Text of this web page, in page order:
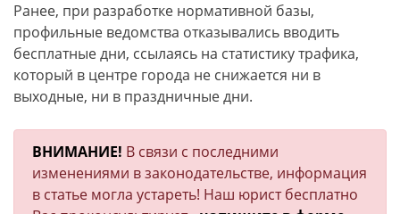
Ранее, при разработке нормативной базы,
профильные ведомства отказывались вводить
бесплатные дни, ссылаясь на статистику трафика,
который в центре города не снижается ни в
выходные, ни в праздничные дни.
ВНИМАНИЕ! В связи с последними
изменениями в законодательстве, информация
в статье могла устареть! Наш юрист бесплатно